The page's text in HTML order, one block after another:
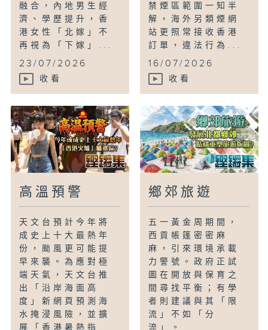
融合，內地男生經
濟、學歷提升，香
港女性「北嫁」不
再視為「下嫁」...
23/07/2026
收看
禁煙區範圍一知半
解，海外另類煙網
站更照常接收香港
訂單，違法行為...
16/07/2026
收看
高溫預警
天文台預計今年將
成史上十大最熱年
份，颱風更可能提
早來襲。為應對極
端天氣，天文台推
出「沿岸海面高
度」新網頁預測海
水掩浸風險，並擴
展「香港暑熱指
鄉郊旅遊
五一黃金周期間，
西貢帳篷密密麻
麻，引來環境承載
力警號。政府正試
圖在開放與保育之
間尋找平衡；有學
者則建議與其「限
流」不如「分
流」。